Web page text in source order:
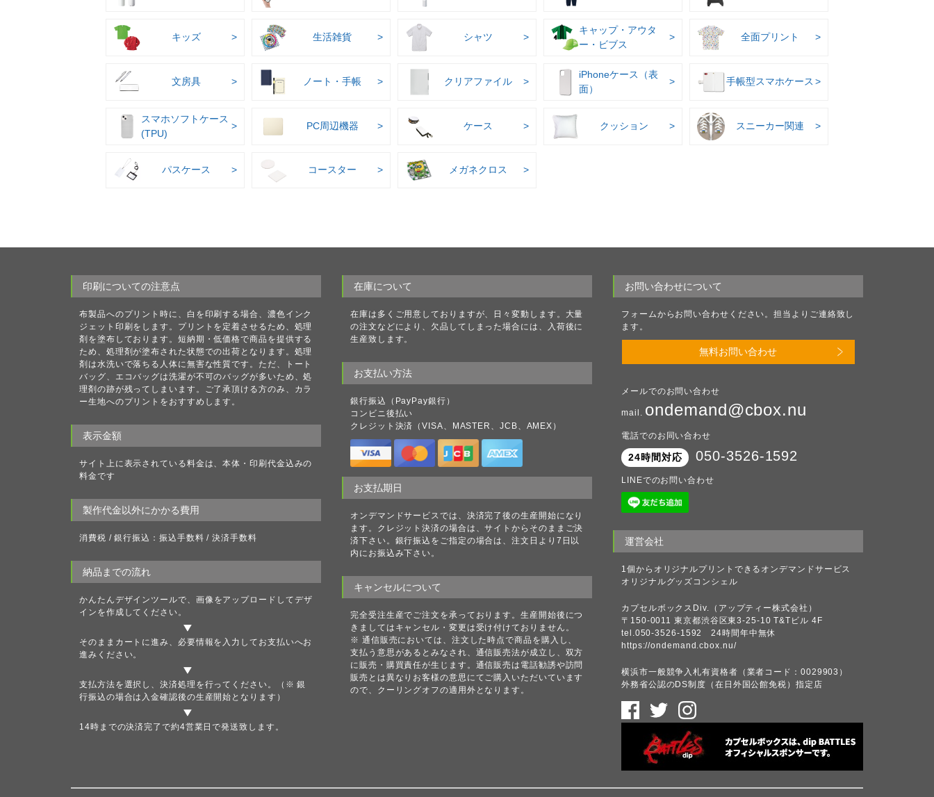
キッズ 生活雑貨 シャツ
キャップ・アウタ
ー・ビブス
全面プリント
文房具 ノート・手帳 クリアファイル
iPhoneケース（表
面）
手帳型スマホケース
スマホソフトケース
(TPU)
PC周辺機器 ケース クッション スニーカー関連
パスケース コースター メガネクロス
印刷についての注意点
布製品へのプリント時に、白を印刷する場合、濃色インク
ジェット印刷をします。プリントを定着させるため、処理
剤を塗布しております。短納期・低価格で商品を提供する
ため、処理剤が塗布された状態での出荷となります。処理
剤は水洗いで落ちる人体に無害な性質です。ただ、トート
バッグ、エコバッグは洗濯が不可のバッグが多いため、処
理剤の跡が残ってしまいます。ご了承頂ける方のみ、カラ
ー生地へのプリントをおすすめします。
表示金額
サイト上に表示されている料金は、本体・印刷代金込みの
料金です
製作代金以外にかかる費用
消費税 / 銀行振込：振込手数料 / 決済手数料
納品までの流れ
かんたんデザインツールで、画像をアップロードしてデザ
インを作成してください。
そのままカートに進み、必要情報を入力してお支払いへお
進みください。
支払方法を選択し、決済処理を行ってください。（※ 銀
行振込の場合は入金確認後の生産開始となります）
14時までの決済完了で約4営業日で発送致します。
在庫について
在庫は多くご用意しておりますが、日々変動します。大量
の注文などにより、欠品してしまった場合には、入荷後に
生産致します。
お支払い方法
銀行振込（PayPay銀行）
コンビニ後払い
クレジット決済（VISA、MASTER、JCB、AMEX）
お支払期日
オンデマンドサービスでは、決済完了後の生産開始になり
ます。クレジット決済の場合は、サイトからそのままご決
済下さい。銀行振込をご指定の場合は、注文日より7日以
内にお振込み下さい。
キャンセルについて
完全受注生産でご注文を承っております。生産開始後につ
きましてはキャンセル・変更は受け付けておりません。
※ 通信販売においては、注文した時点で商品を購入し、
支払う意思があるとみなされ、通信販売法が成立し、双方
に販売・購買責任が生じます。通信販売は電話勧誘や訪問
販売とは異なりお客様の意思にてご購入いただいています
ので、クーリングオフの適用外となります。
お問い合わせについて
フォームからお問い合わせください。担当よりご連絡致し
ます。
無料お問い合わせ
メールでのお問い合わせ
mail. ondemand@cbox.nu
電話でのお同い合わせ
24時間対応 050-3526-1592
LINEでのお問い合わせ
運営会社
1個からオリジナルプリントできるオンデマンドサービス
オリジナルグッズコンシェル
カプセルボックスDiv.（アップティー株式会社）
〒150-0011 東京都渋谷区東3-25-10 T&Tビル 4F
tel.050-3526-1592 24時間年中無休
https://ondemand.cbox.nu/
横浜市一般競争入札有資格者（業者コード：0029903）
外務省公認のDS制度（在日外国公館免税）指定店